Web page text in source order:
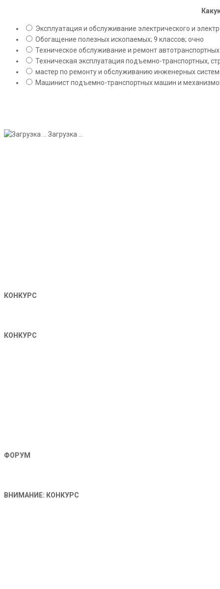
Эксплуатация и обслуживание электрического и
Обогащение полезных ископаемых; 9 классов; очно
Техническое обслуживание и ремонт
Техническая эксплуатация подъемно-транспортных,
мастер по ремонту и обслуживанию инженерных
Машинист подъемно-транспортных машин и
Загрузка ...
КОНКУРС
КОНКУРС
ФОРУМ
ВНИМАНИЕ: КОНКУРС